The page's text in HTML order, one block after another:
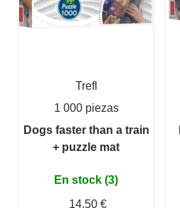
Trefl
1 000 piezas
Dogs faster than a train
+ puzzle mat
En stock (3)
14,50 €